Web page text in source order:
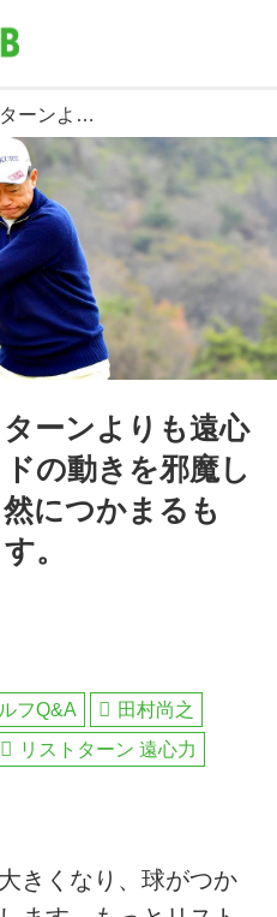
【飛ばし】リストターンよりも遠心力。ダウンでヘッドの動きを邪魔しなければ、球は自然につかまるもの、と思っています。
ターンよりも遠心
の動きを邪魔し
につかまるも
。
フQ&A
田村尚之
リストターン 遠心力
きくなり、球がつか